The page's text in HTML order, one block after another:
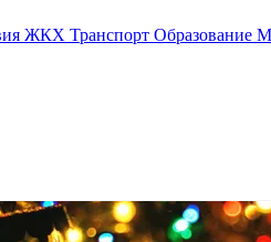
ЖКХ Транспорт Образование